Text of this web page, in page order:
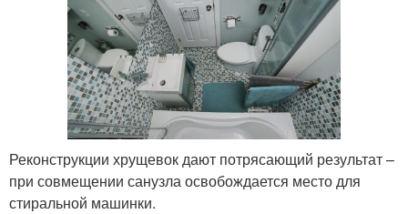
Реконструкции хрущевок дают потрясающий результат –
при совмещении санузла освобождается место для
стиральной машинки.